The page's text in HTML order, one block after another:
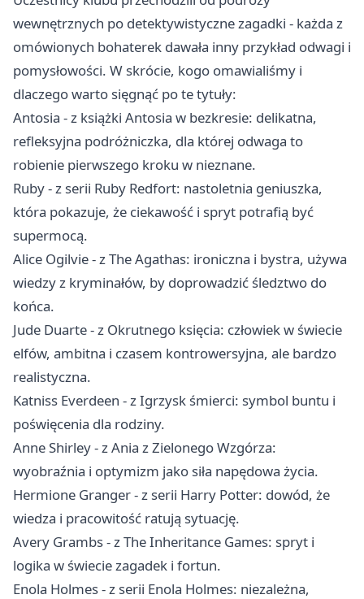
wewnętrznych po detektywistyczne zagadki - każda z
omówionych bohaterek dawała inny przykład odwagi i
pomysłowości. W skrócie, kogo omawialiśmy i
dlaczego warto sięgnąć po te tytuły:
Antosia - z książki Antosia w bezkresie: delikatna,
refleksyjna podróżniczka, dla której odwaga to
robienie pierwszego kroku w nieznane.
Ruby - z serii Ruby Redfort: nastoletnia geniuszka,
która pokazuje, że ciekawość i spryt potrafią być
supermocą.
Alice Ogilvie - z The Agathas: ironiczna i bystra, używa
wiedzy z kryminałów, by doprowadzić śledztwo do
końca.
Jude Duarte - z Okrutnego księcia: człowiek w świecie
elfów, ambitna i czasem kontrowersyjna, ale bardzo
realistyczna.
Katniss Everdeen - z Igrzysk śmierci: symbol buntu i
poświęcenia dla rodziny.
Anne Shirley - z Ania z Zielonego Wzgórza:
wyobraźnia i optymizm jako siła napędowa życia.
Hermione Granger - z serii Harry Potter: dowód, że
wiedza i pracowitość ratują sytuację.
Avery Grambs - z The Inheritance Games: spryt i
logika w świecie zagadek i fortun.
Enola Holmes - z serii Enola Holmes: niezależna,